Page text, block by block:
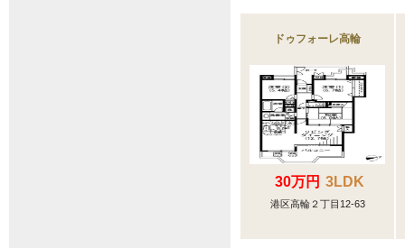
ドゥフォーレ高輪
30万円 3LDK
港区高輪２丁目12-63